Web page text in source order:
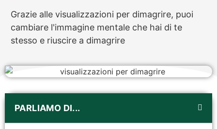
Grazie alle visualizzazioni per dimagrire, puoi
cambiare l'immagine mentale che hai di te
stesso e riuscire a dimagrire
PARLIAMO DI...